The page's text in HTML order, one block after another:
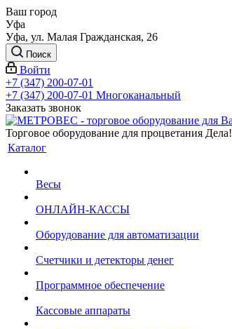
Ваш город
Уфа
Уфа, ул. Малая Гражданская, 26
Поиск
Войти
+7 (347) 200-07-01
+7 (347) 200-07-01 Многоканальный
Заказать звонок
Торговое оборудование для процветания Дела!
Каталог
Весы
ОНЛАЙН-КАССЫ
Оборудование для автоматизации
Счетчики и детекторы денег
Программное обеспечение
Кассовые аппараты